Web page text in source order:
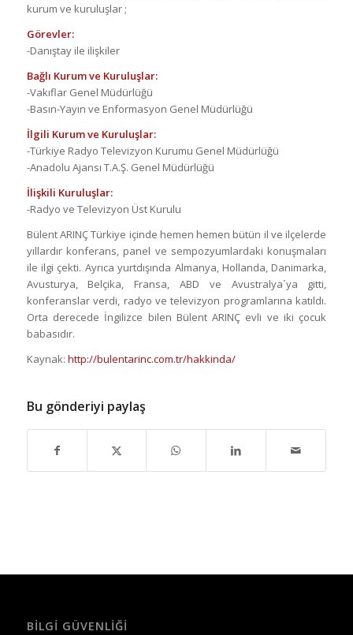
kurum ve kuruluşlar ;
Görevler:
-Danıştay ile ilişkiler
Bağlı Kurum ve Kuruluşlar:
-Vakıflar Genel Müdürlüğü
-Basın-Yayın ve Enformasyon Genel Müdürlüğü
İlgili Kurum ve Kuruluşlar:
-Türkiye Radyo Televizyon Kurumu Genel Müdürlüğü
-Anadolu Ajansı T.A.Ş. Genel Müdürlüğü
İlişkili Kuruluşlar:
-Radyo ve Televizyon Üst Kurulu
Bülent ARINÇ Türkiye içinde hemen hemen bütün il ve ilçelerde
yıllardır konferans, panel ve sempozyumlardaki konuşmaları
ile ilgi çekti. Ayrıca yurtdışında Almanya, Hollanda, Danimarka,
Avusturya, Belçika, Fransa, ABD ve Avustralya´ya gitti,
konferanslar verdi, radyo ve televizyon programlarına katıldı.
Orta derecede İngilizce bilen Bülent ARINÇ evli ve iki çocuk
babasıdır.
Kaynak: http://bulentarinc.com.tr/hakkinda/
Bu gönderiyi paylaş
BILGI GÜVENLIĞI